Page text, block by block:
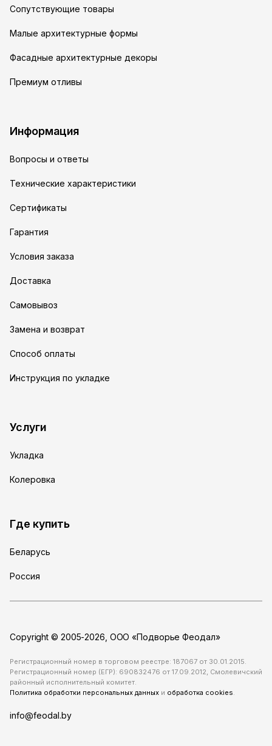
Информация
Вопросы и ответы
Технические характеристики
Сертификаты
Гарантия
Условия заказа
Доставка
Самовывоз
Замена и возврат
Способ оплаты
Инструкция по укладке
Сопутствующие товары
Малые архитектурные формы
Фасадные архитектурные декоры
Премиум отливы
Услуги
Укладка
Колеровка
Где купить
Беларусь
Россия
Copyright © 2005-2026, ООО «Подворье Феодал»
info@feodal.by
Регистрационный номер в торговом реестре: 187067 от 30.01.2015.
Регистрационный номер (ЕГР): 690832476 от 17.09.2012, Смолевичский
районный исполнительный комитет.
Политика обработки персональных данных и обработка cookies.